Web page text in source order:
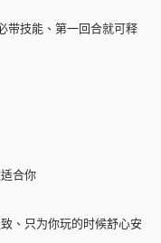
带技能、第一回合就可释
合你
、只为你玩的时候舒心安